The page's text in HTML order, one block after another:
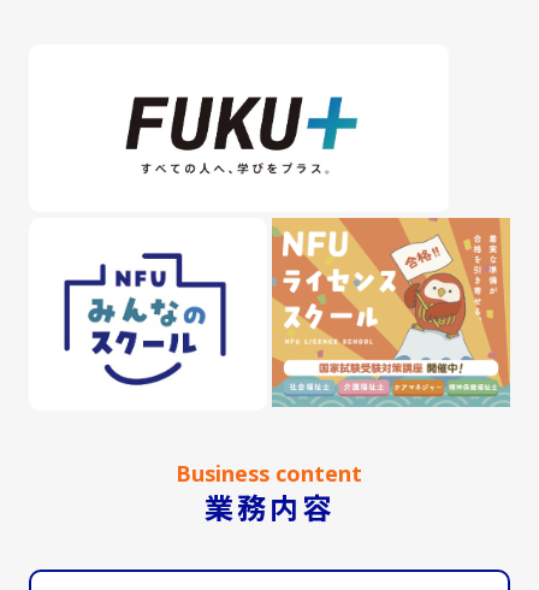
Business content
業務内容